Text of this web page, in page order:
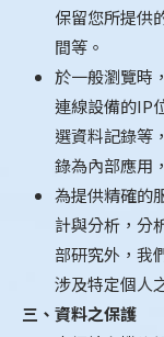
保留您所提供
間等。
於一般瀏覽時
連線設備的IP
選資料記錄等
錄為內部應用
為提供精確的
計與分析，分
部研究外，我
涉及特定個人
三、資料之保護